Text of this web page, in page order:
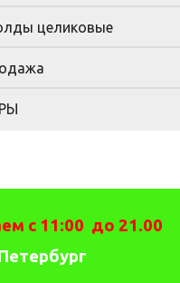
целиковые
с 11:00 до 21.00